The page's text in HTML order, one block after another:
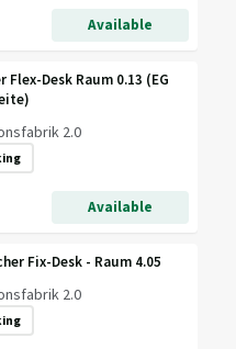
Available
Flex-Desk Raum 0.13 (EG
2.0
Available
Fix-Desk - Raum 4.05
2.0